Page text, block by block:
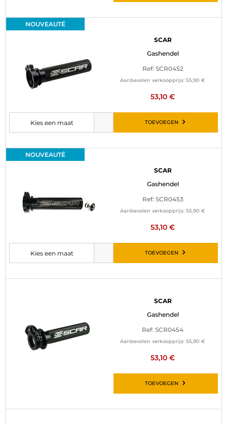
NOUVEAUTÉ
SCAR
Gashendel
Ref: SCR0452
Aanbevolen verkoopprijs: 55,90 €
53,10 €
Selecteer de gewenste maat voordat u het artikel aan uw
Kies een maat TOEVOEGEN
NOUVEAUTÉ
SCAR
Gashendel
Ref: SCR0453
Aanbevolen verkoopprijs: 55,90 €
53,10 €
Selecteer de gewenste maat voordat u het artikel aan uw
Kies een maat TOEVOEGEN
SCAR
Gashendel
Ref: SCR0454
Aanbevolen verkoopprijs: 55,90 €
53,10 €
TOEVOEGEN